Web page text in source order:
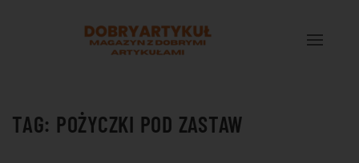
Przejdź do treści głównej
TAG: POŻYCZKI POD ZASTAW